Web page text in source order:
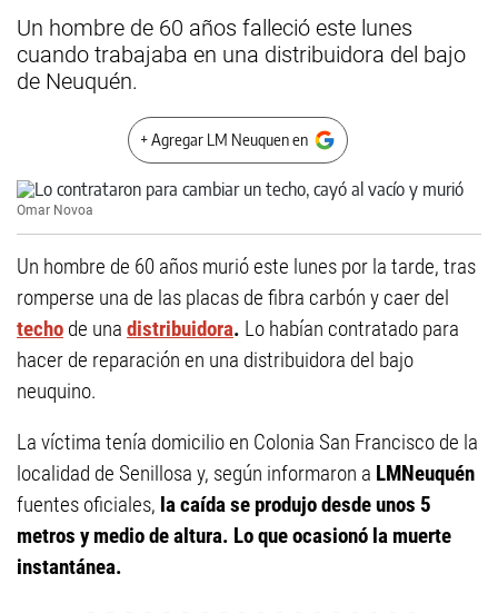
Un hombre de 60 años falleció este lunes
cuando trabajaba en una distribuidora del bajo
de Neuquén.
+ Agregar LM Neuquen en
Omar Novoa
Un hombre de 60 años murió este lunes por la tarde, tras
romperse una de las placas de fibra carbón y caer del
techo de una distribuidora. Lo habían contratado para
hacer de reparación en una distribuidora del bajo
neuquino.
La víctima tenía domicilio en Colonia San Francisco de la
localidad de Senillosa y, según informaron a LMNeuquén
fuentes oficiales, la caída se produjo desde unos 5
metros y medio de altura. Lo que ocasionó la muerte
instantánea.